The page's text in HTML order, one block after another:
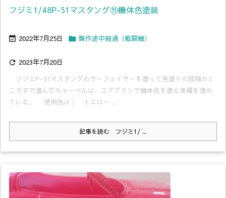
フジミ1/48P-51マスタング⑪機体色塗装
 2022年7月25日  製作途中経過（戦闘機）
 2023年7月20日
フジミP-51マスタングのサーフェイサーを塗って色塗りの段階のと
ころまで進んだちゃーべんは、エアブラシで機体色を塗る準備を進め
ている。 使用色は： イエロー ...
記事を読む フジミ1/ ...